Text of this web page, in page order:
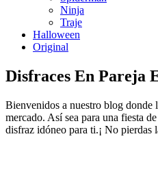
Ninja
Traje
Halloween
Original
Disfraces En Pareja
Bienvenidos a nuestro blog donde
mercado. Así sea para una fiesta
disfraz idóneo para ti.¡ No pierdas